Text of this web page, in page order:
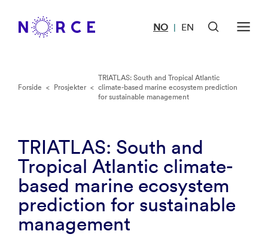
NO | EN
Forside < Prosjekter <
TRIATLAS: South and Tropical Atlantic
climate-based marine ecosystem prediction
for sustainable management
TRIATLAS: South and
Tropical Atlantic climate-
based marine ecosystem
prediction for sustainable
management